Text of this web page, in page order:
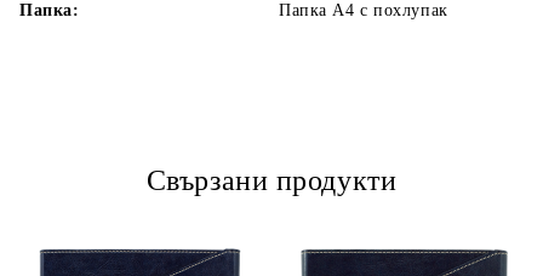
Папка:
Папка А4 с похлупак
Свързани продукти